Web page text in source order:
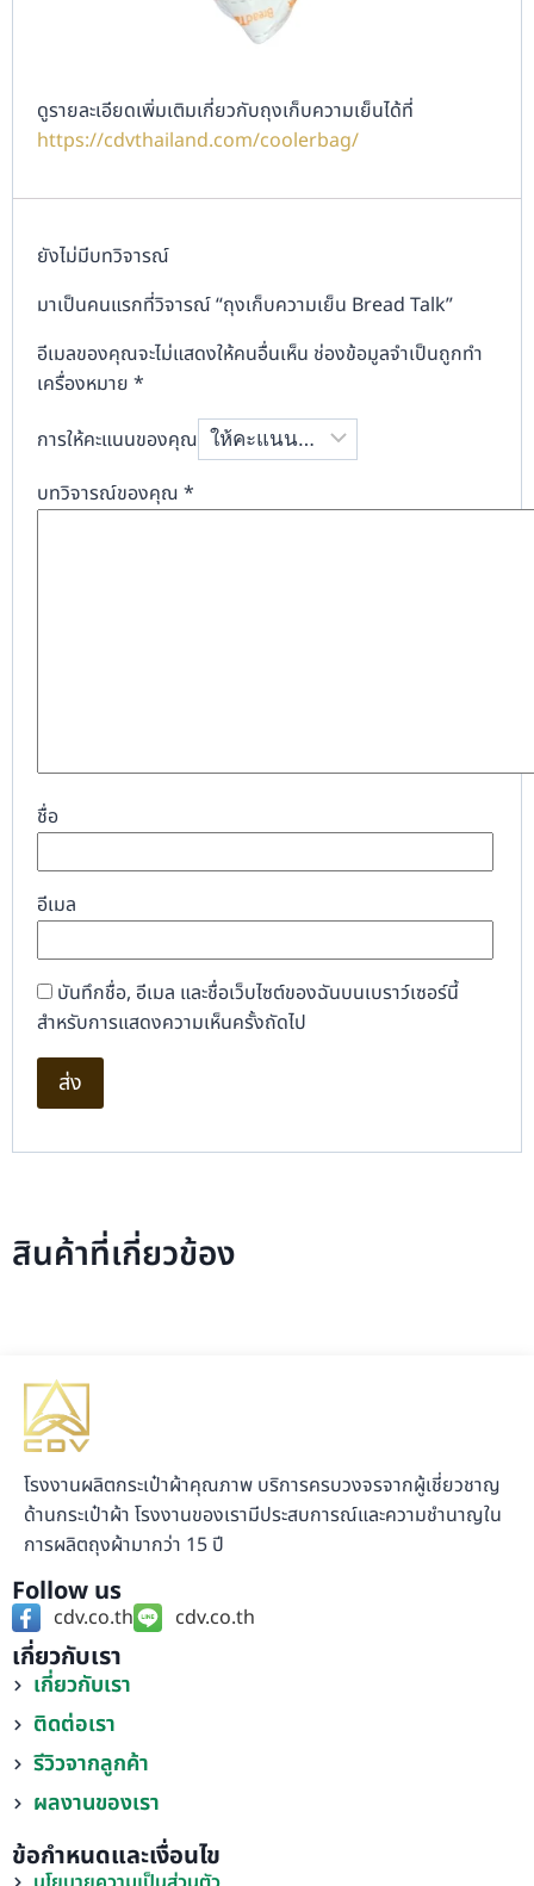
ดูรายละเอียดเพิ่มเติมเกี่ยวกับถุงเก็บความเย็นได้ที่
https://cdvthailand.com/coolerbag/
ยังไม่มีบทวิจารณ์
มาเป็นคนแรกที่วิจารณ์ “ถุงเก็บความเย็น Bread Talk”
อีเมลของคุณจะไม่แสดงให้คนอื่นเห็น ช่องข้อมูลจำเป็นถูกทำ
เครื่องหมาย *
การให้คะแนนของคุณ
บทวิจารณ์ของคุณ *
ชื่อ
อีเมล
บันทึกชื่อ, อีเมล และชื่อเว็บไซต์ของฉันบนเบราว์เซอร์นี้
สำหรับการแสดงความเห็นครั้งถัดไป
สินค้าที่เกี่ยวข้อง
โรงงานผลิตกระเป๋าผ้าคุณภาพ บริการครบวงจรจากผู้เชี่ยวชาญ
ด้านกระเป๋าผ้า โรงงานของเรามีประสบการณ์และความชำนาญใน
การผลิตถุงผ้ามากว่า 15 ปี
Follow us
cdv.co.th cdv.co.th
เกี่ยวกับเรา
เกี่ยวกับเรา
ติดต่อเรา
รีวิวจากลูกค้า
ผลงานของเรา
ข้อกำหนดและเงื่อนไข